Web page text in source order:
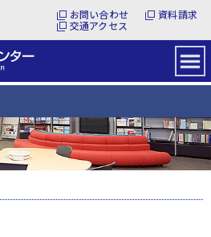
お問い合わせ
資料請求
交通アクセス